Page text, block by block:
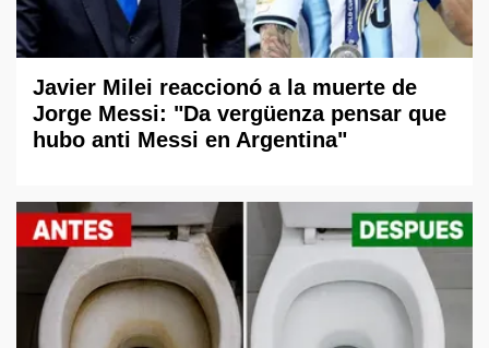
Javier Milei reaccionó a la muerte de
Jorge Messi: "Da vergüenza pensar que
hubo anti Messi en Argentina"